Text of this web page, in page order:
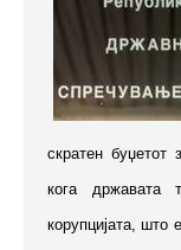
скратен
кога државата
корупцијата, што